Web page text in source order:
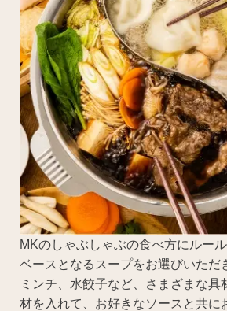
MKのしゃぶしゃぶの食べ方にルール
ベースとなるスープをお選びいただ
ミンチ、水餃子など、さまざまな具
材を入れて、お好きなソースと共に